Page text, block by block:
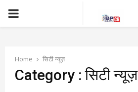
PRIMARY
Home सिटी न्यूज़
Category : सिटी न्यूज़